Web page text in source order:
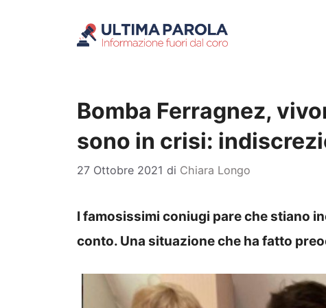
Bomba Ferragnez,
sono in crisi:
27 Ottobre 2021 di Chiara Longo
I famosissimi coniugi pare che stiano
conto. Una situazione che ha fatto